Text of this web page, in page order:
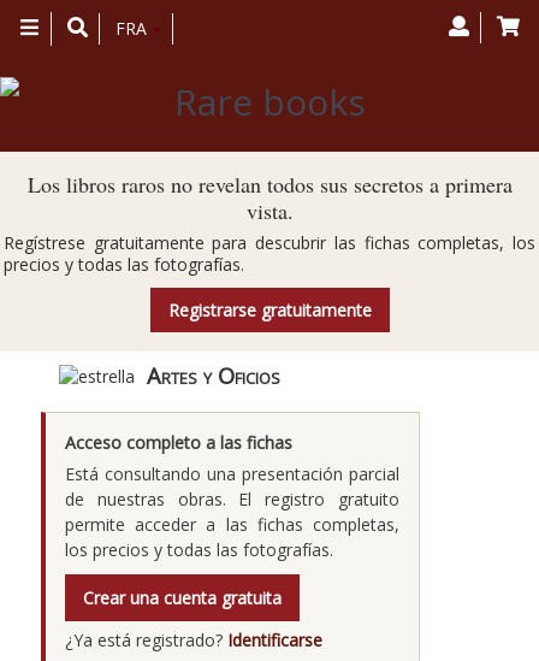
Toggle
navigation
FRA
Los libros raros no revelan todos sus secretos a primera
vista.
Regístrese gratuitamente para descubrir las fichas completas, los
precios y todas las fotografías.
Registrarse gratuitamente
Artes y Oficios
Acceso completo a las fichas
Está consultando una presentación parcial
de nuestras obras. El registro gratuito
permite acceder a las fichas completas,
los precios y todas las fotografías.
Crear una cuenta gratuita
¿Ya está registrado? Identificarse